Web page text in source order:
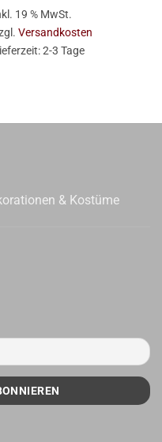
19 % MwSt.
Versandkosten
2-3 Tage
& Kostüme